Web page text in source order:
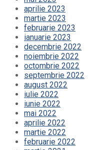
aprilie 2023
martie 2023
februarie 2023
ianuarie 2023
decembrie 2022
noiembrie 2022
octombrie 2022
septembrie 2022
august 2022
iulie 2022
iunie 2022
mai 2022
aprilie 2022
martie 2022
februarie 2022